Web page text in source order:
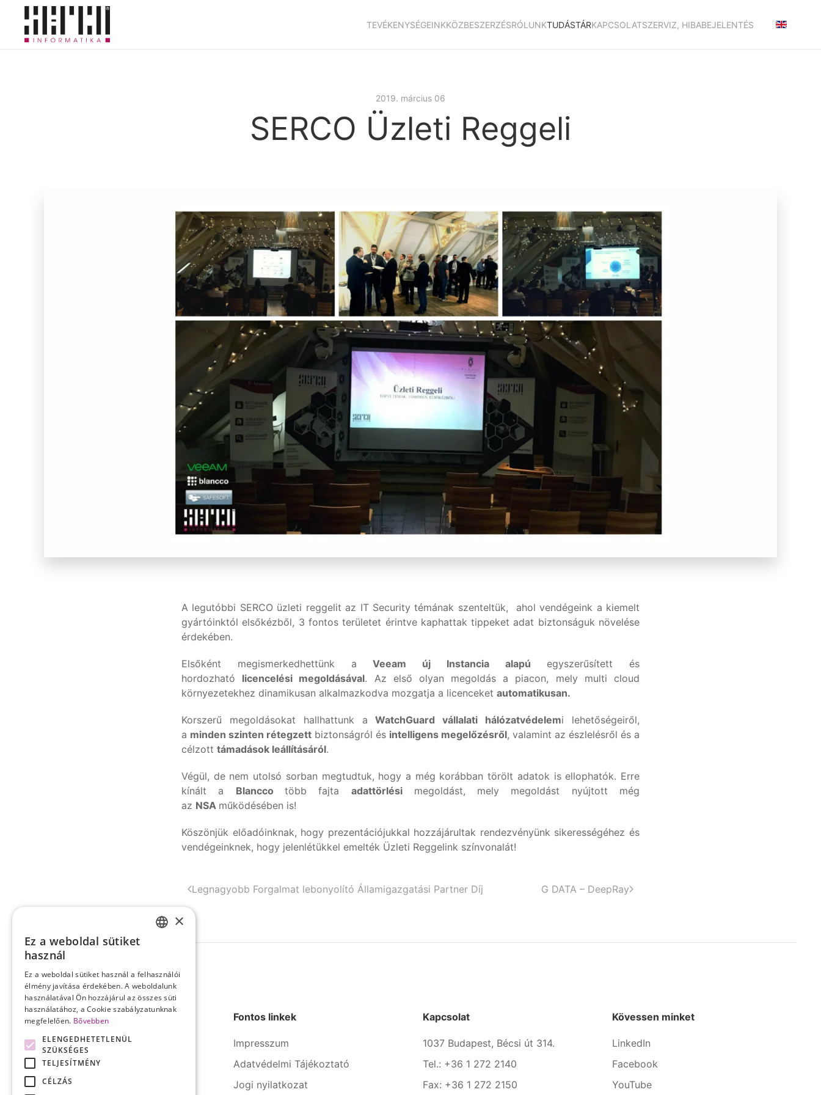
Skip to main content
TEVÉKENYSÉGEINKKÖZBESZERZÉSRÓLUNKTUDÁSTÁRKAPCSOLATSZERVIZ, HIBABEJELENTÉS
2019. március 06
SERCO Üzleti Reggeli
A legutóbbi SERCO üzleti reggelit az IT Security témának szenteltük, ahol vendégeink a kiemelt
gyártóinktól elsőkézből, 3 fontos területet érintve kaphattak tippeket adat biztonságuk növelése
érdekében.
Elsőként megismerkedhettünk aVeeam új Instancia alapú egyszerűsített és
hordozható licencelési megoldásával. Az első olyan megoldás a piacon, mely multi cloud
környezetekhez dinamikusan alkalmazkodva mozgatja a licenceket automatikusan.
Korszerű megoldásokat hallhattunk aWatchGuard vállalati hálózatvédelemi lehetőségeiről,
a minden szinten rétegzett biztonságról és intelligens megelőzésről, valamint az észlelésről és a
célzott támadások leállításáról.
Végül, de nem utolsó sorban megtudtuk, hogy a még korábban törölt adatok is ellophatók. Erre
kínált a Blancco több fajta adattörlésimegoldást, mely megoldást nyújtott még
az NSA működésében is!
Köszönjük előadóinknak, hogy prezentációjukkal hozzájárultak rendezvényünk sikerességéhez és
vendégeinknek, hogy jelenlétükkel emelték Üzleti Reggelink színvonalát!
Legnagyobb Forgalmat lebonyolító Államigazgatási Partner Díj G DATA – DeepRay
A SERCO Informatika számos
iparágban rendelkezik évtizedes
Fontos linkek
Impresszum
Adatvédelmi Tájékoztató
Jogi nyilatkozat
Kapcsolat
1037 Budapest, Bécsi út 314.
Tel.: +36 1 272 2140
Fax: +36 1 272 2150
Kövessen minket
LinkedIn
Facebook
YouTube
×
Ez a weboldal sütiket
használ
Ez a weboldal sütiket használ a felhasználói
élmény javítása érdekében. A weboldalunk
használatával Ön hozzájárul az összes süti
használatához, a Cookie szabályzatunknak
megfelelően. Bővebben
ELENGEDHETETLENÜL
SZÜKSÉGES
TELJESÍTMÉNY
CÉLZÁS